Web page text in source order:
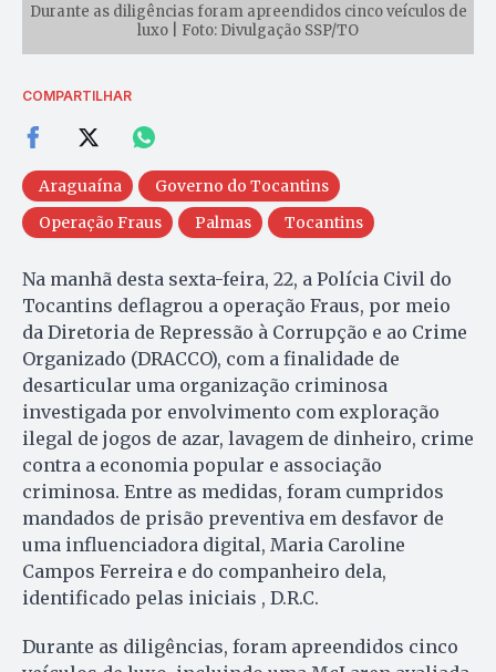
Durante as diligências foram apreendidos cinco veículos de
luxo | Foto: Divulgação SSP/TO
COMPARTILHAR
Araguaína
Governo do Tocantins
Operação Fraus
Palmas Tocantins
Na manhã desta sexta-feira, 22, a Polícia Civil do
Tocantins deflagrou a operação Fraus, por meio
da Diretoria de Repressão à Corrupção e ao Crime
Organizado (DRACCO), com a finalidade de
desarticular uma organização criminosa
investigada por envolvimento com exploração
ilegal de jogos de azar, lavagem de dinheiro, crime
contra a economia popular e associação
criminosa. Entre as medidas, foram cumpridos
mandados de prisão preventiva em desfavor de
uma influenciadora digital, Maria Caroline
Campos Ferreira e do companheiro dela,
identificado pelas iniciais , D.R.C.
Durante as diligências, foram apreendidos cinco